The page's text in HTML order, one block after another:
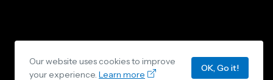
TOUS DROITS RÉSERVÉS- OWANDJI
MENTIONS LÉGALES CONTACTEZ-NOUS
Our website uses cookies to improve
your experience. Learn more
OK, Go it!